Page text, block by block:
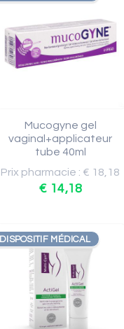
Mucogyne gel
vaginal+applicateur
tube 40ml
Prix pharmacie : € 18,18
€ 14,18
DISPOSITIF MÉDICAL